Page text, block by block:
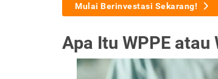
Mulai Berinvestasi Sekarang!
Apa Itu WPPE